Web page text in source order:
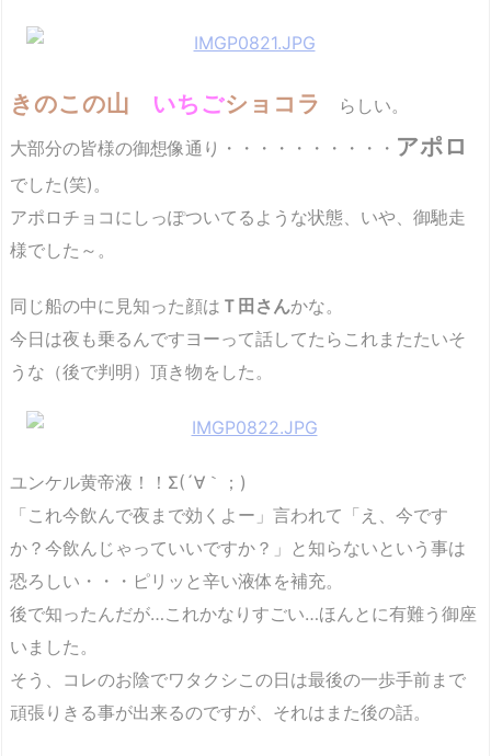
きのこの山 いちごショコラ
らしい。
大部分の皆様の御想像通り・・・・・・・・・・ アポロ
でした(笑)。
アポロチョコにしっぽついてるような状態、いや、御馳走
様でした～。
同じ船の中に見知った顔は Ｔ田さんかな。
今日は夜も乗るんですヨーって話してたらこれまたたいそ
うな（後で判明）頂き物をした。
ユンケル黄帝液！！Σ(´∀｀；)
「これ今飲んで夜まで効くよー」言われて「え、今です
か？今飲んじゃっていいですか？」と知らないという事は
恐ろしい・・・ピリッと辛い液体を補充。
後で知ったんだが…これかなりすごい…ほんとに有難う御座
いました。
そう、コレのお陰でワタクシこの日は最後の一歩手前まで
頑張りきる事が出来るのですが、それはまた後の話。